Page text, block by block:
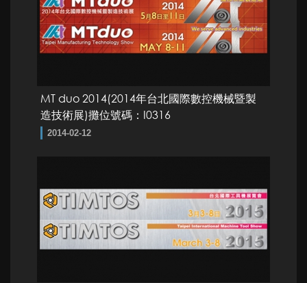
MT duo 2014(2014年台北國際數控機械暨製
造技術展)攤位號碼：I0316
2014-02-12